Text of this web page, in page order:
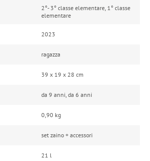
2°- 3° classe elementare, 1° classe
elementare
2023
ragazza
39 x 19 x 28 cm
da 9 anni, da 6 anni
0,90 kg
set zaino + accessori
21 l